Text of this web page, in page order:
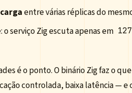
entre várias réplicas do
: o serviço Zig escuta apenas em
é o ponto. O binário Zig faz o
controlada, baixa latência — e